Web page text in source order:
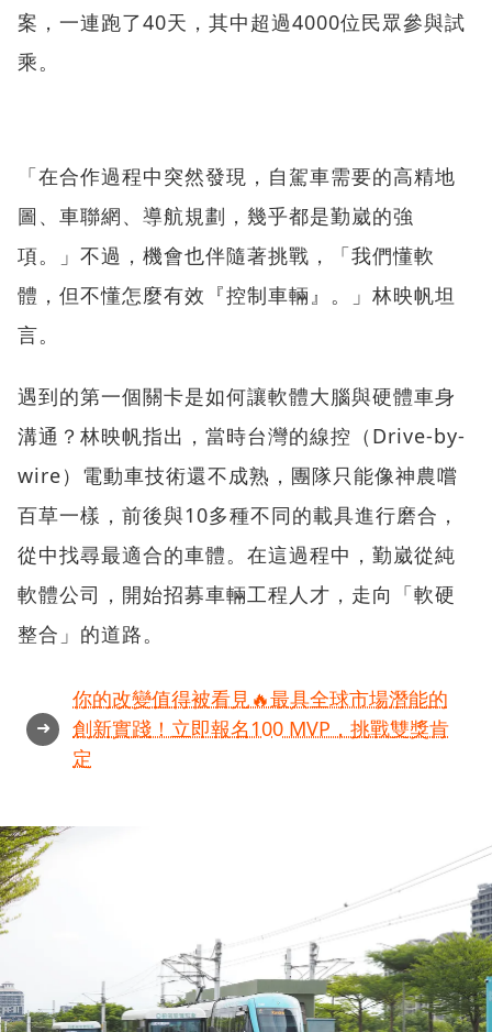
案，一連跑了40天，其中超過4000位民眾參與試
乘。
「在合作過程中突然發現，自駕車需要的高精地
圖、車聯網、導航規劃，幾乎都是勤崴的強
項。」不過，機會也伴隨著挑戰，「我們懂軟
體，但不懂怎麼有效『控制車輛』。」林映帆坦
言。
遇到的第一個關卡是如何讓軟體大腦與硬體車身
溝通？林映帆指出，當時台灣的線控（Drive-by-
wire）電動車技術還不成熟，團隊只能像神農嚐
百草一樣，前後與10多種不同的載具進行磨合，
從中找尋最適合的車體。在這過程中，勤崴從純
軟體公司，開始招募車輛工程人才，走向「軟硬
整合」的道路。
➜
你的改變值得被看見🔥最具全球市場潛能的
創新實踐！立即報名100 MVP，挑戰雙獎肯
定